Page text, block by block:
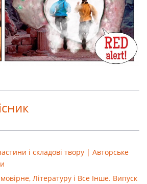
і складові твору | Авторське
Літературу і Все Інше. Випуск